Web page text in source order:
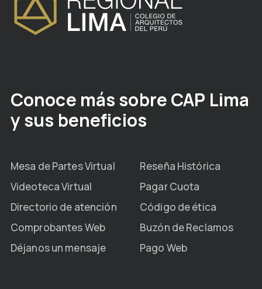
Conoce más sobre CAP Lima
y sus beneficios
Mesa de Partes Virtual
Reseña Histórica
Videoteca Virtual
Pagar Cuota
Directorio de atención
Código de ética
Comprobantes Web
Buzón de Reclamos
Déjanos un mensaje
Pago Web